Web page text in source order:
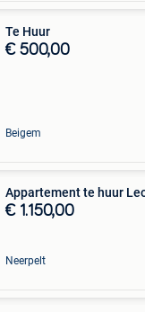
Te Huur
€ 500,00
Beigem
Appartement te huur
€ 1.150,00
Neerpelt